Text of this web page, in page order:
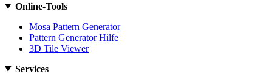
Online-Tools
Mosa Pattern Generator
Pattern Generator Hilfe
3D Tile Viewer
Services